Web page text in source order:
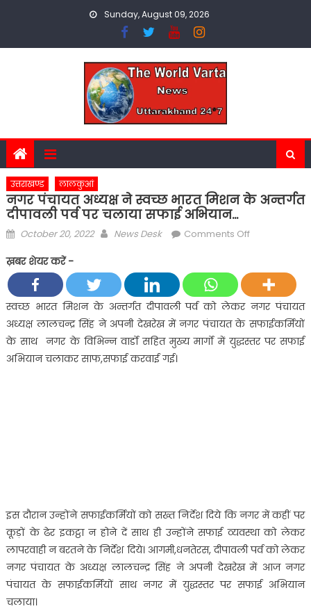
Sunday, August 09, 2026
उत्तराखण्ड लालकुआं
नगर पंचायत अध्यक्ष ने स्वच्छ भारत मिशन के अन्तर्गत
दीपावली पर्व पर चलाया सफाई अभियान…
Posted
October 20, 2022 Author
News Desk Comments Offon
अध्यक्ष
ने
स्वच्छ
भारत
मिशन
ख़बर शेयर करें -
स्वच्छ भारत मिशन के अन्तर्गत दीपावली पर्व को लेकर नगर पंचायत
अध्यक्ष लालचन्द्र सिंह ने अपनी देखरेख में नगर पंचायत के सफाईकर्मियों
के साथ नगर के विभिन्न वार्डो सहित मुख्य मार्गो में युद्धस्तर पर सफाई
अभियान चलाकर साफ,सफाई करवाई गई।
इस दौरान उन्होंने सफाईकर्मियों को सख्त निर्देश दिये कि नगर में कहीं पर
कूड़ों के ढेर इकट्ठा न होने दें साथ ही उन्होंने सफाई व्यवस्था को लेकर
लापरवाही न बरतने के निर्देश दिये। आगमी,धनतेरस, दीपावली पर्व को लेकर
नगर पंचायत के अध्यक्ष लालचन्द्र सिंह ने अपनी देखरेख में आज नगर
पंचायत के सफाईकर्मियों साथ नगर में युद्धस्तर पर सफाई अभियान
चलाया।